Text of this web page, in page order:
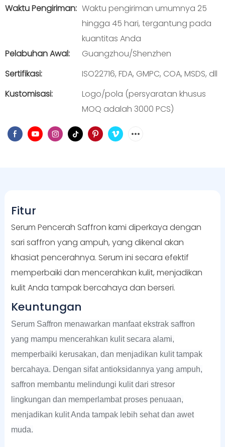
Waktu Pengiriman: Waktu pengiriman umumnya 25
hingga 45 hari, tergantung pada
kuantitas Anda
Pelabuhan Awal:
Guangzhou/Shenzhen
Sertifikasi:
ISO22716, FDA, GMPC, COA, MSDS, dll
Kustomisasi:
Logo/pola (persyaratan khusus
MOQ adalah 3000 PCS)
Fitur
Serum Pencerah Saffron kamidiperkaya dengan
sari saffron yang ampuh, yang dikenal akan
khasiat pencerahnya. Serum ini secara efektif
memperbaiki dan mencerahkan kulit, menjadikan
kulit Anda tampak bercahaya dan berseri.
Keuntungan
Serum Saffron menawarkan manfaat ekstrak saffron
yang mampu mencerahkan kulit secara alami,
memperbaiki kerusakan, dan menjadikan kulit tampak
bercahaya. Dengan sifat antioksidannya yang ampuh,
saffron membantu melindungi kulit dari stresor
lingkungan dan memperlambat proses penuaan,
menjadikan kulit Anda tampak lebih sehat dan awet
muda.